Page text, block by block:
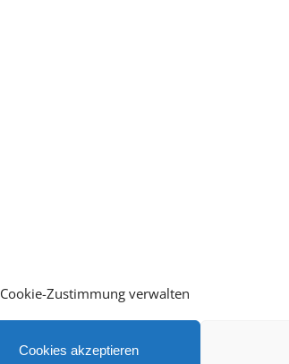
Cookie-Zustimmung verwalten
Cookies akzeptieren